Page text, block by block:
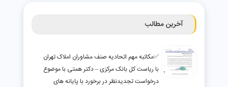
آخرین مطالب
✅مکاتبه مهم اتحادیه صنف مشاوران املاک تهران
با ریاست کل بانک مرکزی – دکتر همتی با موضوع
درخواست تجدیدنظر در برخورد با پایانه های